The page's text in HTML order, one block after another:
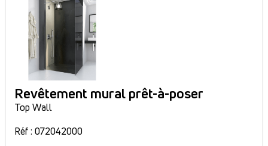
Revêtement mural prêt-à-poser
Top Wall
Réf : 072042000